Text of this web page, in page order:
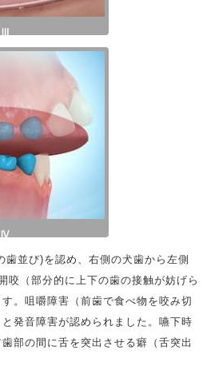
Ⅳ
並び)を認め、右側の犬歯から左側
咬（部分的に上下の歯の接触が妨げら
。咀嚼障害（前歯で食べ物を咬み切
発音障害が認められました。嚥下時
部の間に舌を突出させる癖（舌突出